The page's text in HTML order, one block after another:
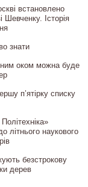
встановлено
Шевченку. Історія
знати
оком можна буде
п’ятірку списку
літнього наукового
безстрокову
дерев